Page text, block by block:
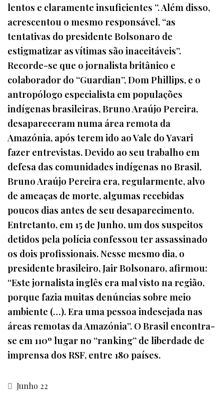
lentos e claramente insuficientes ”. Além disso,
acrescentou o mesmo responsável, “as
tentativas do presidente Bolsonaro de
estigmatizar as vítimas são inaceitáveis”.
Recorde-se que o jornalista britânico e
colaborador do “Guardian”, Dom Phillips, e o
antropólogo especialista em populações
indígenas brasileiras, Bruno Araújo Pereira,
desapareceram numa área remota da
Amazónia, após terem ido ao Vale do Yavari
fazer entrevistas. Devido ao seu trabalho em
defesa das comunidades indígenas no Brasil,
Bruno Araújo Pereira era, regularmente, alvo
de ameaças de morte, algumas recebidas
poucos dias antes de seu desaparecimento.
Entretanto, em 15 de Junho, um dos suspeitos
detidos pela polícia confessou ter assassinado
os dois profissionais. Nesse mesmo dia, o
presidente brasileiro, Jair Bolsonaro, afirmou:
“Este jornalista inglês era mal visto na região,
porque fazia muitas denúncias sobre meio
ambiente (…). Era uma pessoa indesejada nas
áreas remotas da Amazónia”. O Brasil encontra-
se em 110º lugar no “ranking” de liberdade de
imprensa dos RSF, entre 180 países.
Junho 22